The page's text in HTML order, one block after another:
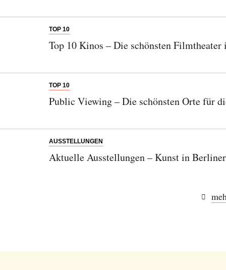
TOP 10
Top 10 Kinos – Die schönsten
TOP 10
Public Viewing – Die schönsten Orte für
AUSSTELLUNGEN
Aktuelle Ausstellungen – Kunst in